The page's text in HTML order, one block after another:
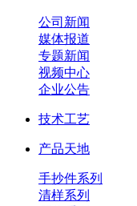
公司新闻
媒体报道
专题新闻
视频中心
企业公告
技术工艺
产品天地
手抄件系列
清样系列